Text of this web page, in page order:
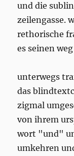
und die
zeilengasse.
rethorische
es seinen
unterwegs
das
zigmal
von ihrem
wort "und"
umkehren